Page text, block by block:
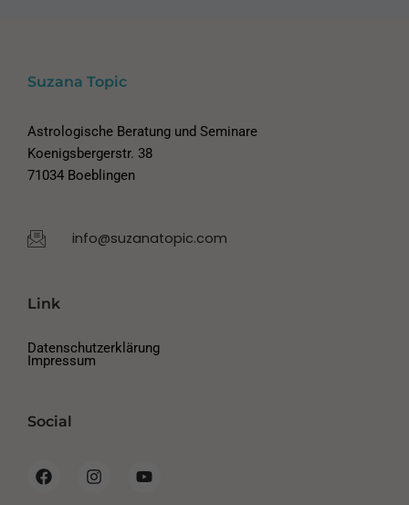
Suzana Topic
Astrologische Beratung und Seminare
Koenigsbergerstr. 38
71034 Boeblingen
info@suzanatopic.com
Link
Datenschutzerklärung
Impressum
Social
F
a
I
n
Y
o